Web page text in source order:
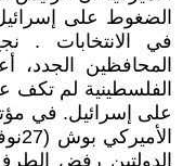
الضغوط على
في الانتخابات .
المحافظين الجدد،
الفلسطينية لم تكف
على إسرائيل. في
الدولتين رفض